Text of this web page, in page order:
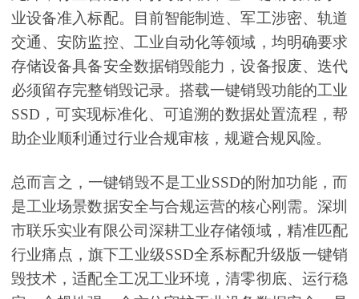
业设备准入标配。目前智能制造、军工涉密、轨道
交通、安防监控、工业自动化等领域，均明确要求
存储设备具备安全数据销毁能力，设备报废、迭代
必须留存完整销毁记录。搭载一键销毁功能的工业
SSD，可实现标准化、可追溯的数据处置流程，帮
助企业顺利通过行业合规审核，规避合规风险。
总而言之，一键销毁不是工业SSD的附加功能，而
是工业场景数据安全与合规运营的核心刚需。深圳
市联乐实业有限公司深耕工业存储领域，精准匹配
行业痛点，旗下工业级SSD全系标配升级版一键销
毁技术，适配全工况工业环境，清零彻底、运行稳